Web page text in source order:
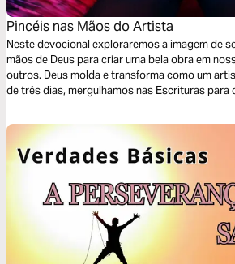
Pincéis nas Mãos do Artista
Neste devocional exploraremos a imagem de
mãos de Deus para criar uma bela obra em
outros. Deus molda e transforma como um
de três dias, mergulhamos nas Escrituras para
manifestando o plano de Deus em cada